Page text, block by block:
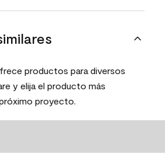
productos para diversos
y elija el producto más
proyecto.